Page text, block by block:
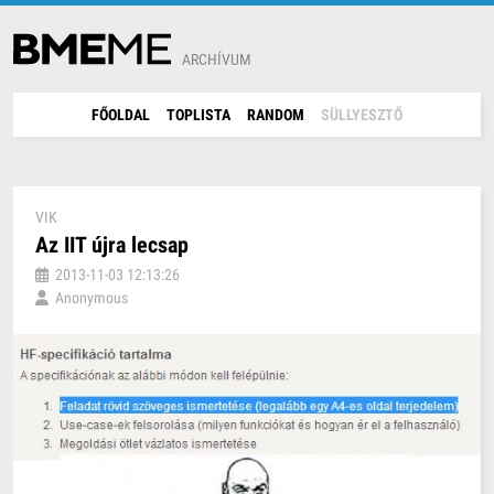
ARCHÍVUM
FŐOLDAL TOPLISTA RANDOM SÜLLYESZTŐ
VIK
Az IIT újra lecsap
2013-11-03 12:13:26
Anonymous